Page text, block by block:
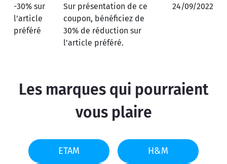
-30% sur
l'article
préféré
Sur présentation de ce
coupon, bénéficiez de
30% de réduction sur
l'article préféré.
24/09/2022
Les marques qui pourraient
vous plaire
ETAM H&M